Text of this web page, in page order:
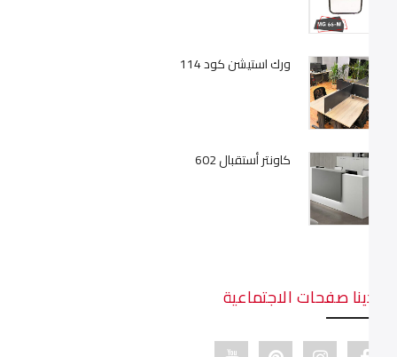
ورك استيشن كود 114
كاونتر أستقبال 602
لدينا صفحات الاجتماعية